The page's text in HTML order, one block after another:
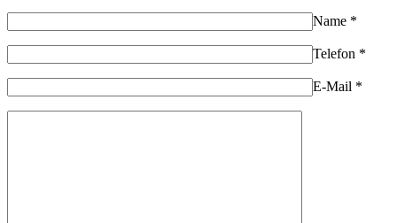
Name *
Telefon *
E-Mail *